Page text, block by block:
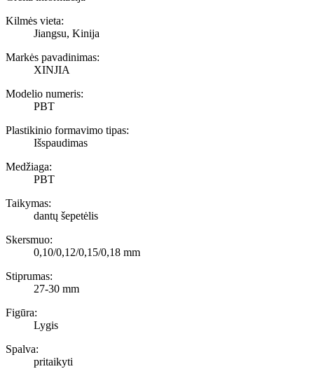
Kilmės vieta:
Jiangsu, Kinija
Markės pavadinimas:
XINJIA
Modelio numeris:
PBT
Plastikinio formavimo tipas:
Išspaudimas
Medžiaga:
PBT
Taikymas:
dantų šepetėlis
Skersmuo:
0,10/0,12/0,15/0,18 mm
Stiprumas:
27-30 mm
Figūra:
Lygis
Spalva:
pritaikyti